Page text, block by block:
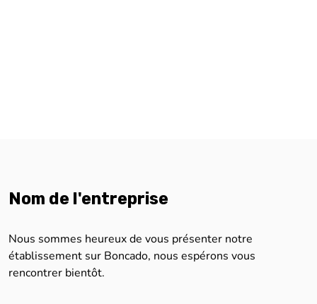
Nom de l'entreprise
Nous sommes heureux de vous présenter notre
établissement sur Boncado, nous espérons vous
rencontrer bientôt.